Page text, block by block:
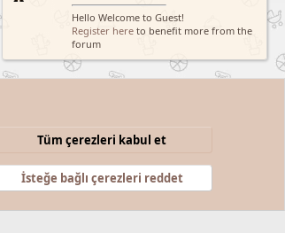
Gizlilik politikası Yardım Anasayfa
Hello Welcome to Guest!
Register here to benefit more from the
forum
Tüm çerezleri kabul et
İsteğe bağlı çerezleri reddet